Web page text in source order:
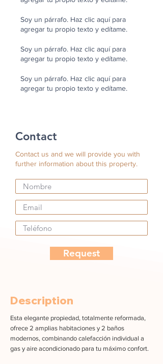
Soy un párrafo. Haz clic aquí para
agregar tu propio texto y edítame.
Soy un párrafo. Haz clic aquí para
agregar tu propio texto y edítame.
Soy un párrafo. Haz clic aquí para
agregar tu propio texto y edítame.
Contact
Contact us and we will provide you with
further information about this property.
Request
Description
Esta elegante propiedad, totalmente reformada,
ofrece 2 amplias habitaciones y 2 baños
modernos, combinando calefacción individual a
gas y aire acondicionado para tu máximo confort.